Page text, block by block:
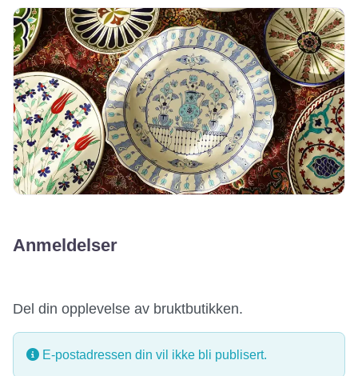
Anmeldelser
Del din opplevelse av bruktbutikken.
E-postadressen din vil ikke bli publisert.